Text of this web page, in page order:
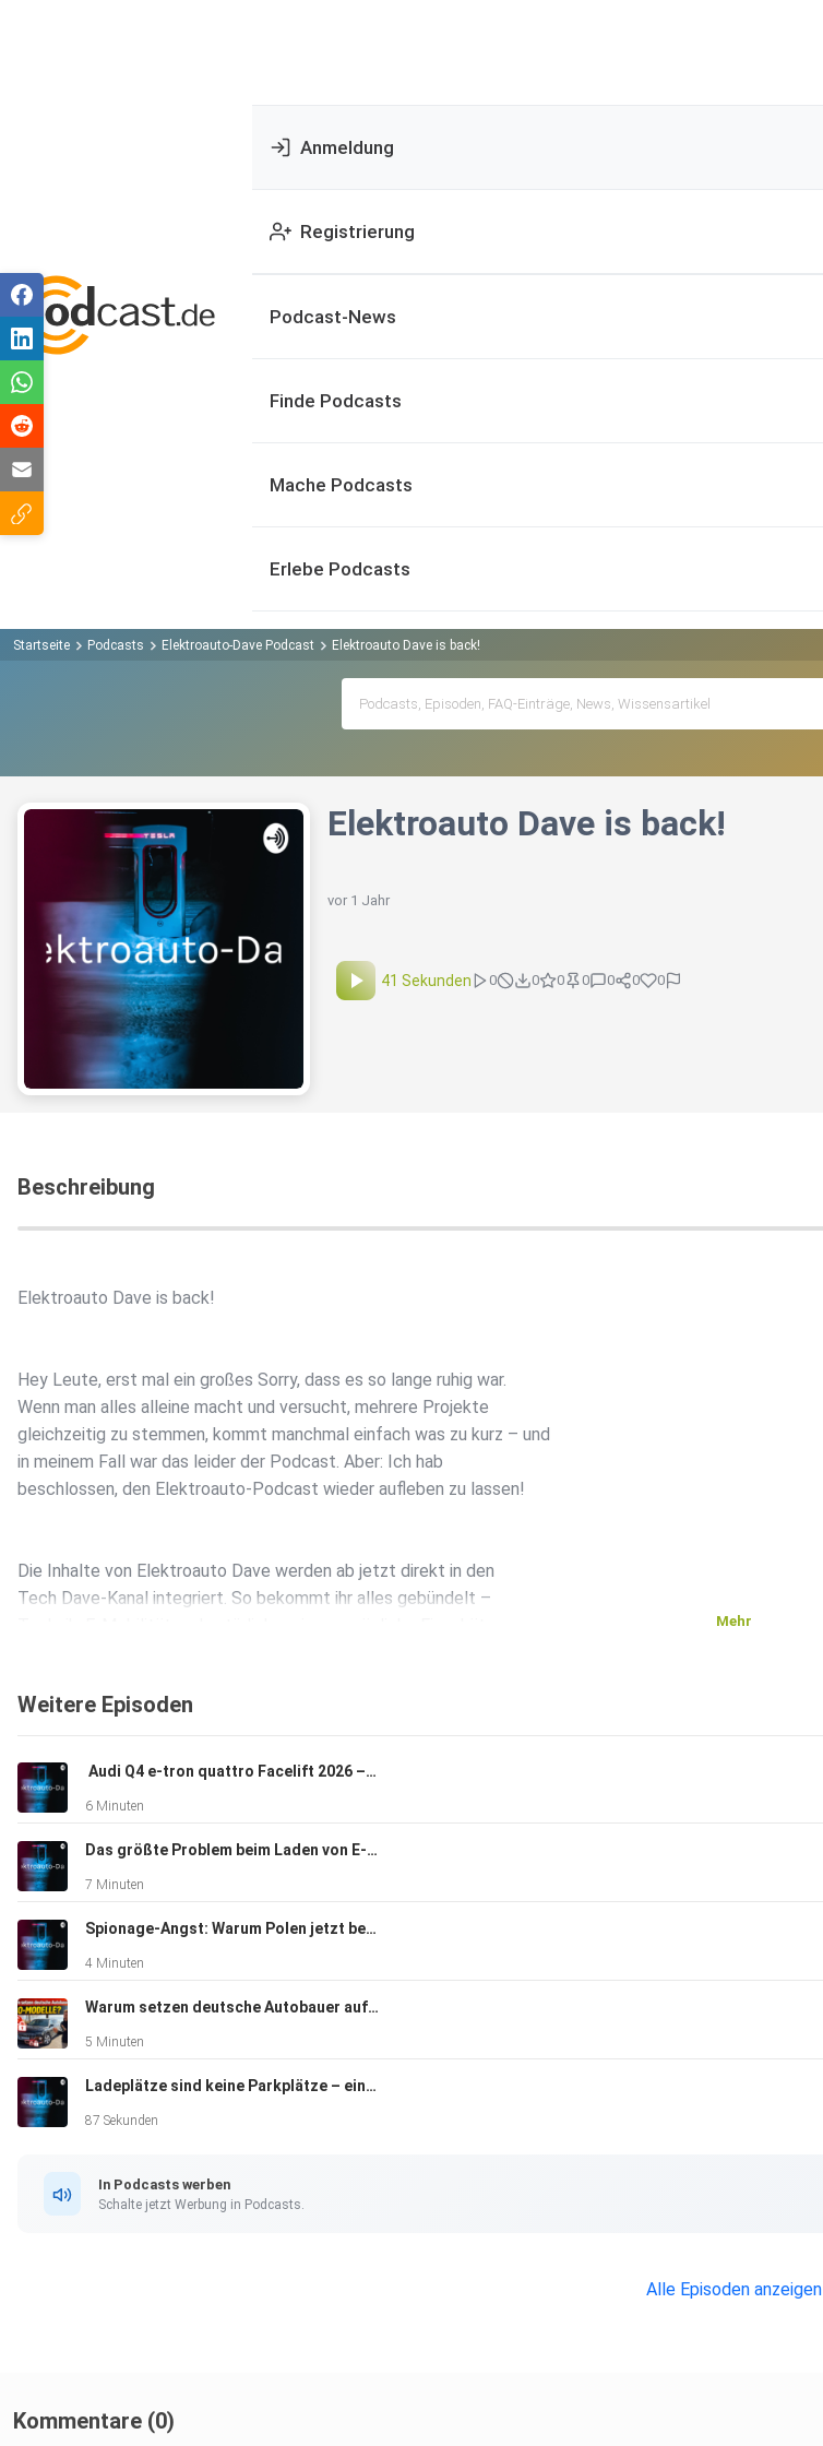
Anmeldung
Registrierung
Podcast-News
Finde Podcasts
Mache Podcasts
Erlebe Podcasts
Startseite Podcasts Elektroauto-Dave Podcast Elektroauto Dave is back!
Elektroauto Dave is back!
vor 1 Jahr
41 Sekunden 0 0 0 0 0 0 0
Beschreibung
Elektroauto Dave is back!
Hey Leute, erst mal ein großes Sorry, dass es so lange ruhig war.
Wenn man alles alleine macht und versucht, mehrere Projekte
gleichzeitig zu stemmen, kommt manchmal einfach was zu kurz – und
in meinem Fall war das leider der Podcast. Aber: Ich hab
beschlossen, den Elektroauto-Podcast wieder aufleben zu lassen!
Die Inhalte von Elektroauto Dave werden ab jetzt direkt in den
Tech Dave-Kanal integriert. So bekommt ihr alles gebündelt –
Mehr
Weitere Episoden
️ Audi Q4 e-tron quattro Facelift 2026 – Woran erkennt man das neue Modell?
6 Minuten
Das größte Problem beim Laden von E-Autos? Der Mensch am Steuer
7 Minuten
Spionage-Angst: Warum Polen jetzt bestimmte E-Autos verbietet
4 Minuten
Warum setzen deutsche Autobauer auf Abo-Modelle?
5 Minuten
Ladeplätze sind keine Parkplätze – ein Appell an alle E-Auto-Fahrer
87 Sekunden
In Podcasts werben
Schalte jetzt Werbung in Podcasts.
Alle Episoden anzeigen
Kommentare (0)